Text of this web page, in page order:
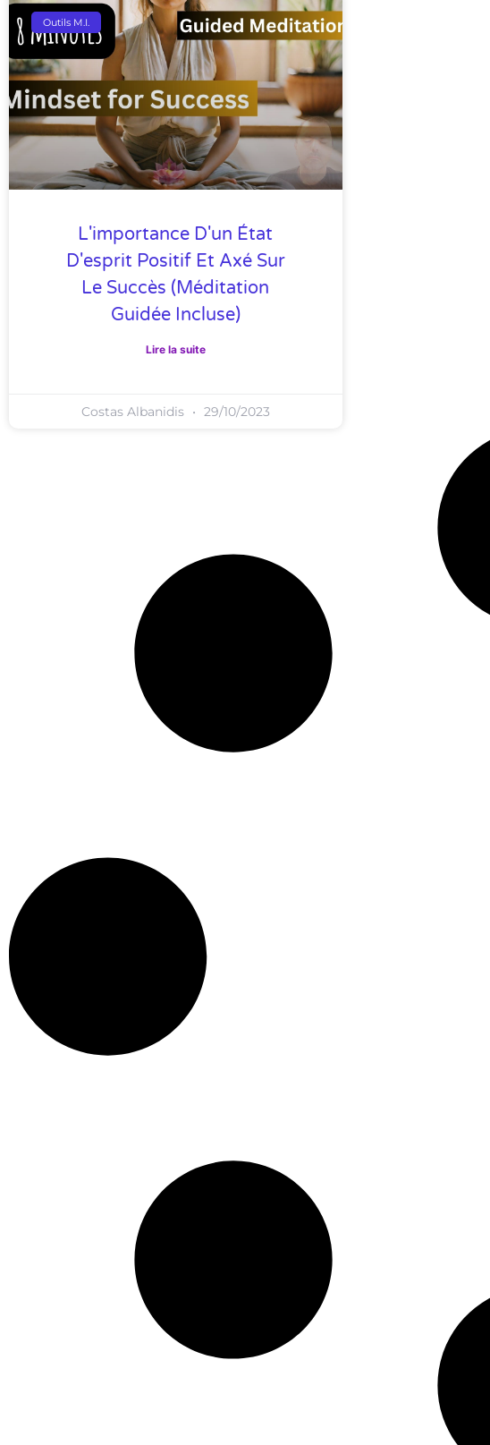
Outils M.I.
L'importance D'un État
D'esprit Positif Et Axé Sur
Le Succès (méditation
Guidée Incluse)
Lire la suite
Costas Albanidis 29/10/2023